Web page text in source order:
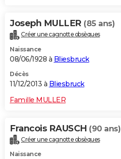
Joseph MULLER (85 ans)
Créer une cagnotte obsèques
Naissance
08/06/1928 à Bliesbruck
Décès
11/12/2013 à Bliesbruck
Famille MULLER
Francois RAUSCH (90 ans)
Créer une cagnotte obsèques
Naissance